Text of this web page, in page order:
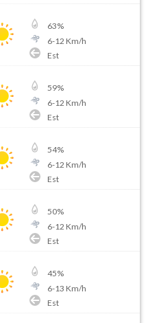
63%
6-12 Km/h
Est
59%
6-12 Km/h
Est
54%
6-12 Km/h
Est
50%
6-12 Km/h
Est
45%
6-13 Km/h
Est